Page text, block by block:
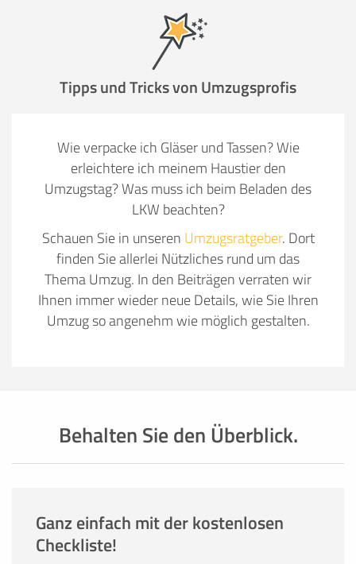
Tipps und Tricks von Umzugsprofis
Wie verpacke ich Gläser und Tassen? Wie
erleichtere ich meinem Haustier den
Umzugstag? Was muss ich beim Beladen des
LKW beachten?
Schauen Sie in unseren Umzugsratgeber. Dort
finden Sie allerlei Nützliches rund um das
Thema Umzug. In den Beiträgen verraten wir
Ihnen immer wieder neue Details, wie Sie Ihren
Umzug so angenehm wie möglich gestalten.
Behalten Sie den Überblick.
Ganz einfach mit der kostenlosen
Checkliste!